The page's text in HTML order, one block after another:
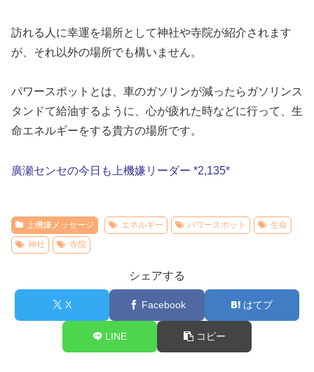
訪れる人に幸運を場所として神社や寺院が紹介されます
が、それ以外の場所でも構いません。
パワースポットとは、車のガソリンが減ったらガソリンス
タンドて給油するように、心が疲れた時などに行って、生
命エネルギーをする貴方の場所です。
廣瀬センセの今日も上機嫌リーダー *2,135*
上機嫌メッセージ エネルギー パワースポット
生命
神社
寺院
シェアする
X Facebook はてブ
LINE コピー